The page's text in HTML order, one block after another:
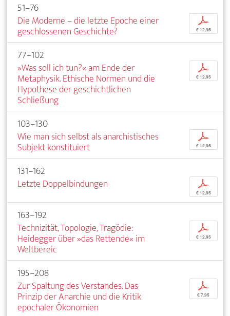
51–76
Die Moderne – die letzte Epoche einer
geschlossenen Geschichte?
p
€ 12,95
77–102
»Was soll ich tun?« am Ende der
Metaphysik. Ethische Normen und die
Hypothese der geschichtlichen
Schließung
p
€ 12,95
103–130
Wie man sich selbst als anarchistisches
Subjekt konstituiert
p
€ 12,95
131–162
Letzte Doppelbindungen
p
€ 12,95
163–192
Technizität, Topologie, Tragödie:
Heidegger über »das Rettende« im
Weltbereic
p
€ 12,95
195–208
Zur Spaltung des Verstandes. Das
Prinzip der Anarchie und die Kritik
epochaler Ökonomien
p
€ 7,95